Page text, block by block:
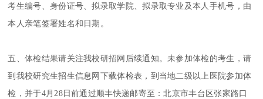
考生编号、身份证号、拟录取学院、拟录取专业及本人手机号，由
本人亲笔签署姓名和日期。
五、体检结果请关注我校研招网后续通知。未参加体检的考生，请
到我校研究生招生信息网下载体检表，到当地二级以上医院参加体
检，并于4月28日前通过顺丰快递邮寄至：北京市丰台区张家路口